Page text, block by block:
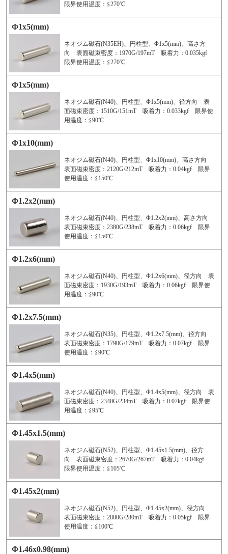
限界使用温度：≦270℃
Φ1x5(mm)
ネオジム磁石(N35EH)、円柱型、Φ1x5(mm)、高さ方
向 表面磁束密度：1970G/197mT 吸着力：0.035kgf
限界使用温度：≦270℃
Φ1x5(mm)
ネオジム磁石(N40)、円柱型、Φ1x5(mm)、径方向 表
面磁束密度：1510G/151mT 吸着力：0.033kgf 限界使
用温度：≦90℃
Φ1x10(mm)
ネオジム磁石(N40)、円柱型、Φ1x10(mm)、高さ方向
表面磁束密度：2120G/212mT 吸着力：0.04kgf 限界
使用温度：≦150℃
Φ1.2x2(mm)
ネオジム磁石(N40)、円柱型、Φ1.2x2(mm)、高さ方向
表面磁束密度：2380G/238mT 吸着力：0.06kgf 限界
使用温度：≦150℃
Φ1.2x6(mm)
ネオジム磁石(N40)、円柱型、Φ1.2x6(mm)、径方向 表
面磁束密度：1930G/193mT 吸着力：0.06kgf 限界使
用温度：≦90℃
Φ1.2x7.5(mm)
ネオジム磁石(N35)、円柱型、Φ1.2x7.5(mm)、径方向
表面磁束密度：1790G/179mT 吸着力：0.07kgf 限界
使用温度：≦90℃
Φ1.4x5(mm)
ネオジム磁石(N40)、円柱型、Φ1.4x5(mm)、径方向 表
面磁束密度：2340G/234mT 吸着力：0.07kgf 限界使
用温度：≦95℃
Φ1.45x1.5(mm)
ネオジム磁石(N52)、円柱型、Φ1.45x1.5(mm)、径方
向 表面磁束密度：2670G/267mT 吸着力：0.04kgf
限界使用温度：≦105℃
Φ1.45x2(mm)
ネオジム磁石(N52)、円柱型、Φ1.45x2(mm)、径方向
表面磁束密度：2800G/280mT 吸着力：0.05kgf 限界
使用温度：≦100℃
Φ1.46x0.98(mm)